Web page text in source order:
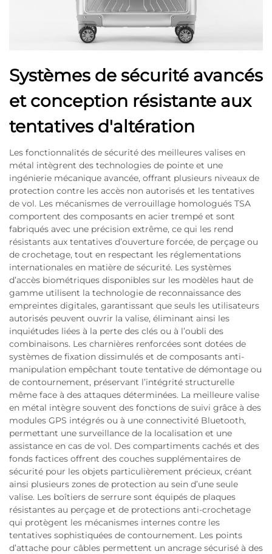
Systèmes de sécurité avancés
et conception résistante aux
tentatives d'altération
Les fonctionnalités de sécurité des meilleures valises en
métal intègrent des technologies de pointe et une
ingénierie mécanique avancée, offrant plusieurs niveaux de
protection contre les accès non autorisés et les tentatives
de vol. Les mécanismes de verrouillage homologués TSA
comportent des composants en acier trempé et sont
fabriqués avec une précision extrême, ce qui les rend
résistants aux tentatives d’ouverture forcée, de perçage ou
de crochetage, tout en respectant les réglementations
internationales en matière de sécurité. Les systèmes
d’accès biométriques disponibles sur les modèles haut de
gamme utilisent la technologie de reconnaissance des
empreintes digitales, garantissant que seuls les utilisateurs
autorisés peuvent ouvrir la valise, éliminant ainsi les
inquiétudes liées à la perte des clés ou à l’oubli des
combinaisons. Les charnières renforcées sont dotées de
systèmes de fixation dissimulés et de composants anti-
manipulation empêchant toute tentative de démontage ou
de contournement, préservant l’intégrité structurelle
même face à des attaques déterminées. La meilleure valise
en métal intègre souvent des fonctions de suivi grâce à des
modules GPS intégrés ou à une connectivité Bluetooth,
permettant une surveillance de la localisation et une
assistance en cas de vol. Des compartiments cachés et des
fonds factices offrent des couches supplémentaires de
sécurité pour les objets particulièrement précieux, créant
ainsi plusieurs zones de protection au sein d’une seule
valise. Les boîtiers de serrure sont équipés de plaques
résistantes au perçage et de protections anti-crochetage
qui protègent les mécanismes internes contre les
tentatives sophistiquées de contournement. Les points
d’attache pour câbles permettent un ancrage sécurisé à des